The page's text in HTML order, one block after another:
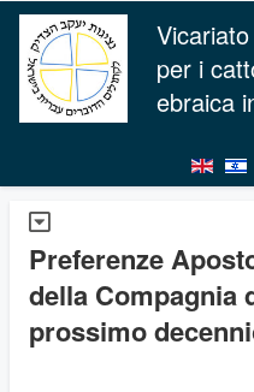
per i
ebraica
Preferenze
della Compagnia
prossimo